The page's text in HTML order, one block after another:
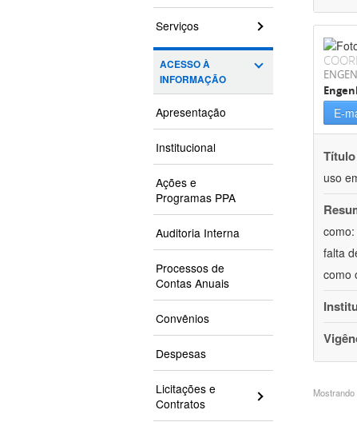
Serviços
ACESSO À
INFORMAÇÃO
Apresentação
Institucional
Ações e
Programas PPA
Auditoria Interna
Processos de
Contas Anuais
Convênios
Despesas
Licitações e
Contratos
E-
uso
falta
como